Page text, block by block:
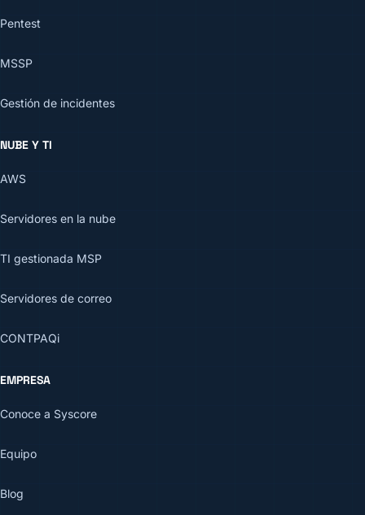
Pentest
MSSP
Gestión de incidentes
NUBE Y TI
AWS
Servidores en la nube
TI gestionada MSP
Servidores de correo
CONTPAQi
EMPRESA
Conoce a Syscore
Equipo
Blog